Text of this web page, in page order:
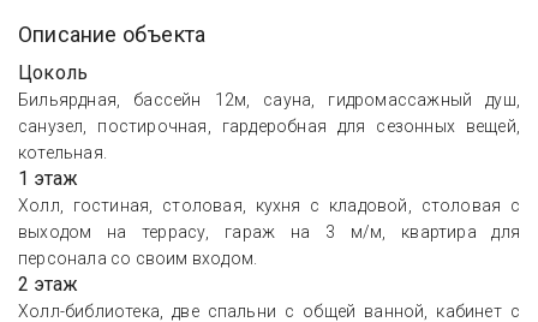
Описание объекта
Цоколь
Бильярдная, бассейн 12м, сауна, гидромассажный душ,
санузел, постирочная, гардеробная для сезонных вещей,
котельная.
1 этаж
Холл, гостиная, столовая, кухня с кладовой, столовая с
выходом на террасу, гараж на 3 м/м, квартира для
персонала со своим входом.
2 этаж
Холл-библиотека, две спальни с общей ванной, кабинет с